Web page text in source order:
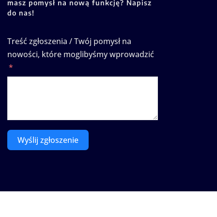
masz pomysł na nową funkcję? Napisz
do nas!
Treść zgłoszenia / Twój pomysł na
nowości, które moglibyśmy wprowadzić
Wyślij zgłoszenie